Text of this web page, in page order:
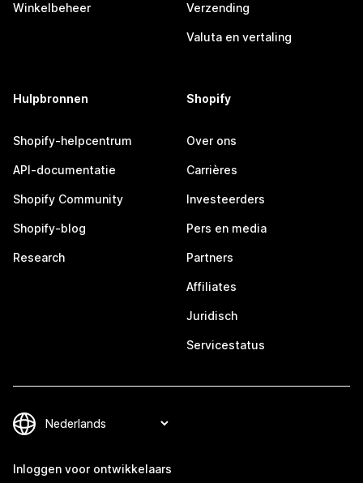
Winkelbeheer Verzending
Valuta en vertaling
Hulpbronnen
Shopify-helpcentrum
API-documentatie
Shopify Community
Shopify-blog
Research
Shopify
Over ons
Carrières
Investeerders
Pers en media
Partners
Affiliates
Juridisch
Servicestatus
Inloggen voor ontwikkelaars